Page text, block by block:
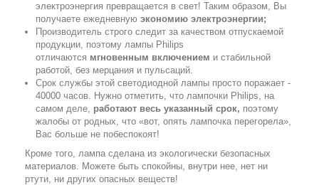
электроэнергия превращается в свет! Таким образом, Вы
получаете ежедневную экономию электроэнергии;
Производитель строго следит за качеством отпускаемой
продукции, поэтому лампы Philips
отличаются мгновенным включением и стабильной
работой, без мерцания и пульсаций.
Срок службы этой светодиодной лампы просто поражает -
40000 часов. Нужно отметить, что лампочки Philips, на
самом деле, работают весь указанный срок, поэтому
жалобы от родных, что «вот, опять лампочка перегорела»,
Вас больше не побеспокоят!
Кроме того, лампа сделана из экологически безопасных
материалов. Можете быть спокойны, внутри нее, нет ни
ртути, ни других опасных веществ!